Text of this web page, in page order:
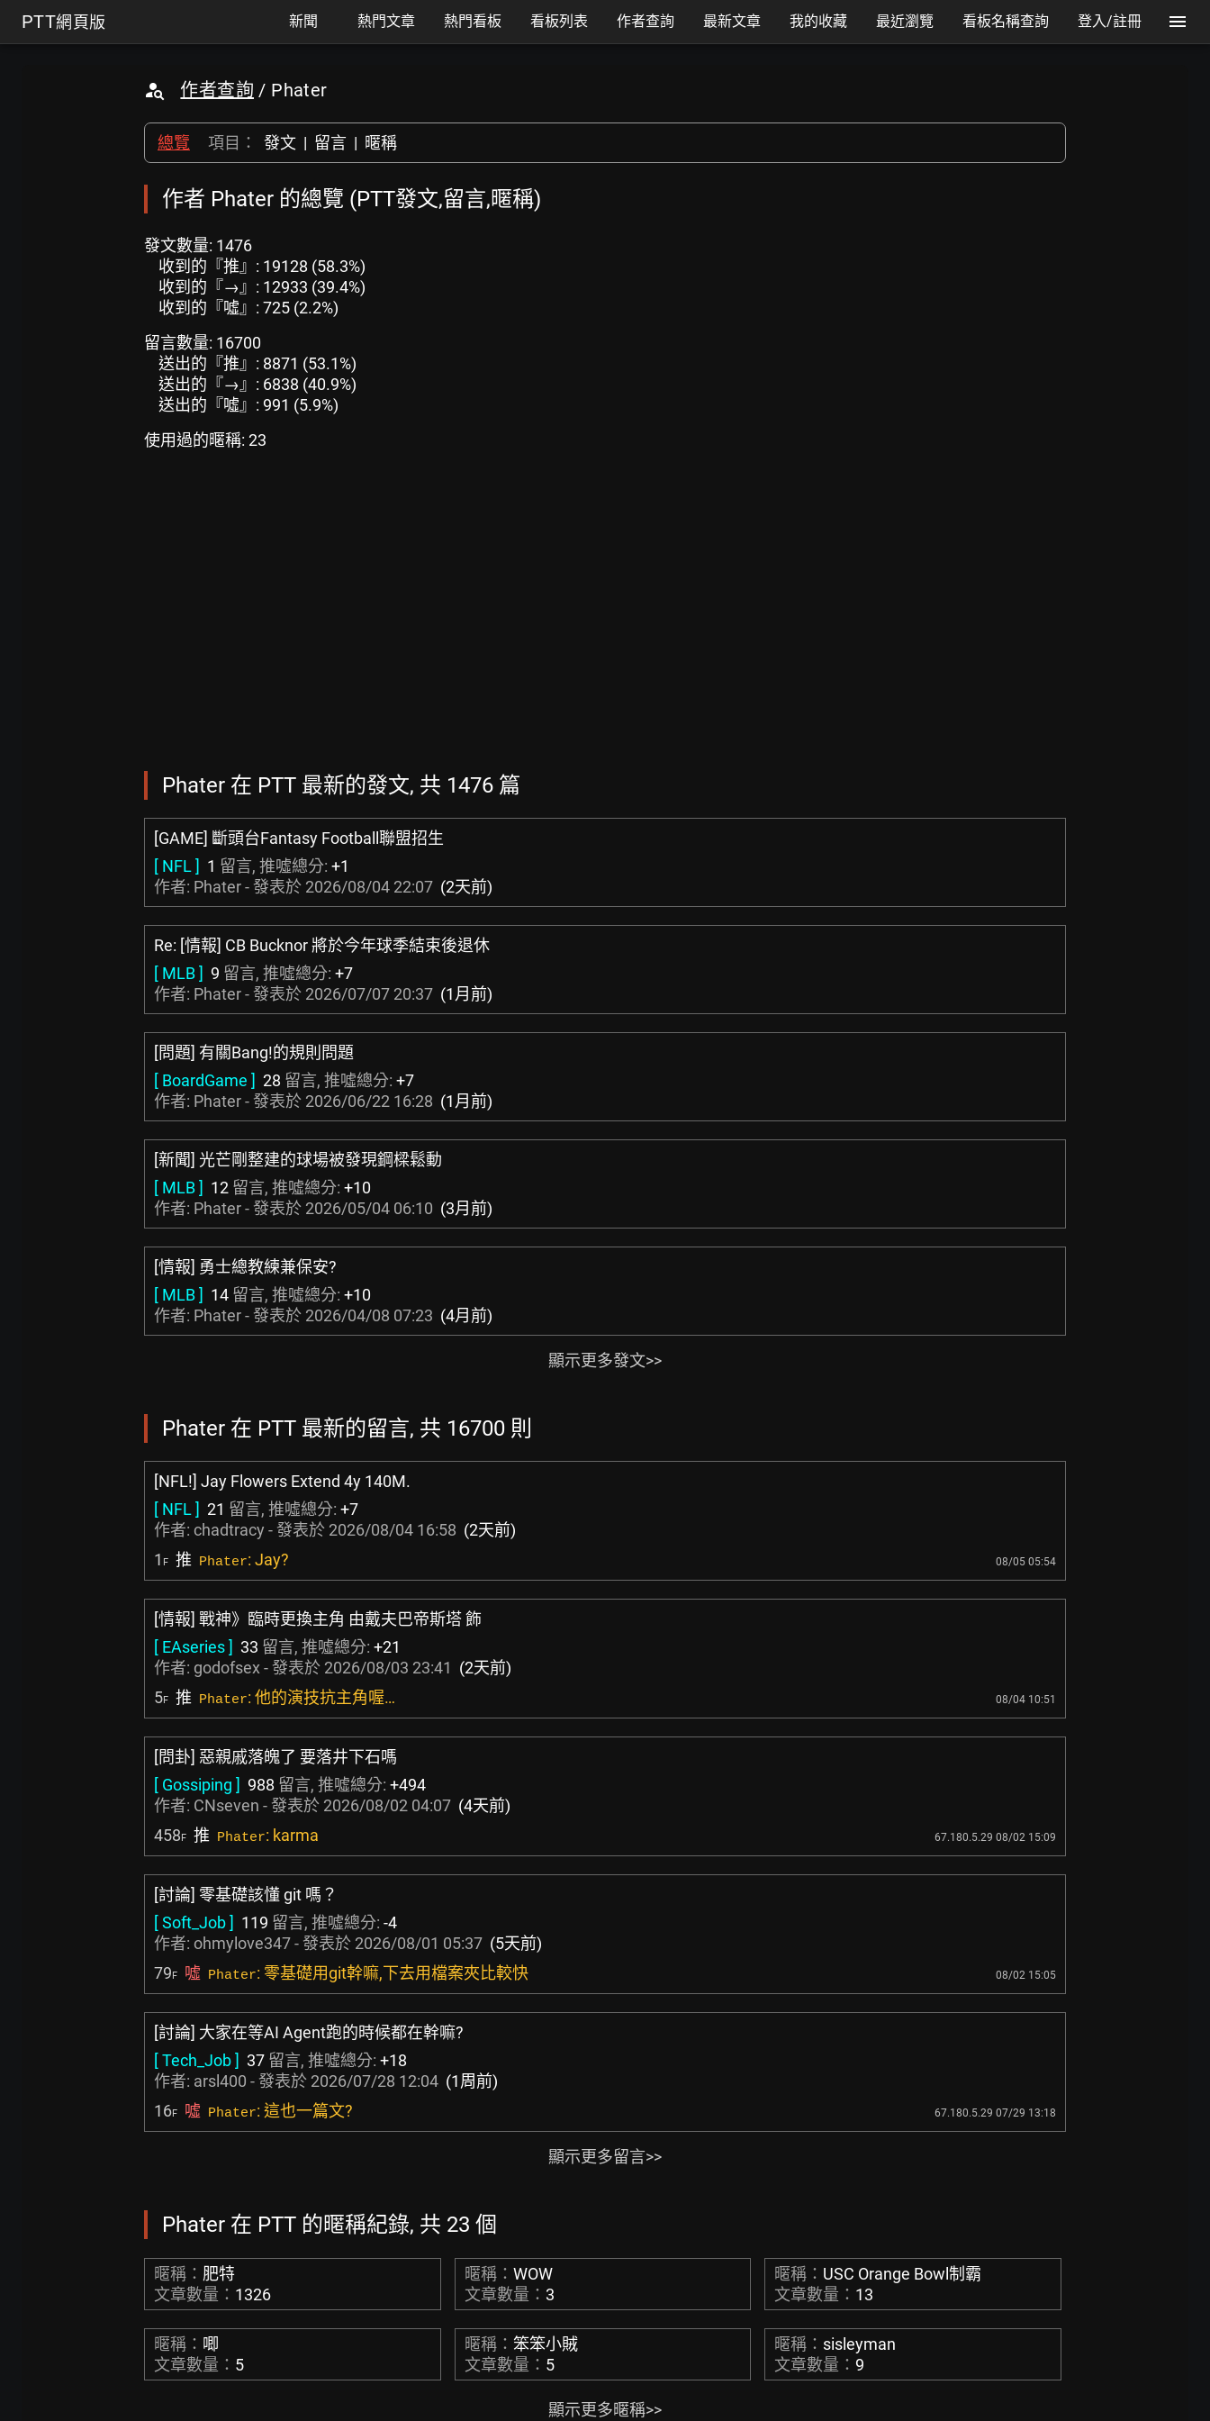
PTT網頁版 新聞 熱門文章 熱門看板 看板列表 作者查詢 最新文章 我的收藏 最近瀏覽 看板名稱查詢 登入/註冊
作者查詢 / Phater
總覽 項目： 發文 | 留言 | 暱稱
作者 Phater 的總覽 (PTT發文,留言,暱稱)
發文數量: 1476
收到的『推』: 19128 (58.3%)
收到的『→』: 12933 (39.4%)
收到的『噓』: 725 (2.2%)
留言數量: 16700
送出的『推』: 8871 (53.1%)
送出的『→』: 6838 (40.9%)
送出的『噓』: 991 (5.9%)
使用過的暱稱: 23
Phater 在 PTT 最新的發文, 共 1476 篇
[GAME] 斷頭台Fantasy Football聯盟招生
[ NFL ] 1 留言, 推噓總分: +1
作者: Phater - 發表於 2026/08/04 22:07 (2天前)
Re: [情報] CB Bucknor 將於今年球季結束後退休
[ MLB ] 9 留言, 推噓總分: +7
作者: Phater - 發表於 2026/07/07 20:37 (1月前)
[問題] 有關Bang!的規則問題
[ BoardGame ] 28 留言, 推噓總分: +7
作者: Phater - 發表於 2026/06/22 16:28 (1月前)
[新聞] 光芒剛整建的球場被發現鋼樑鬆動
[ MLB ] 12 留言, 推噓總分: +10
作者: Phater - 發表於 2026/05/04 06:10 (3月前)
[情報] 勇士總教練兼保安?
[ MLB ] 14 留言, 推噓總分: +10
作者: Phater - 發表於 2026/04/08 07:23 (4月前)
顯示更多發文>>
Phater 在 PTT 最新的留言, 共 16700 則
[NFL!] Jay Flowers Extend 4y 140M.
[ NFL ] 21 留言, 推噓總分: +7
作者: chadtracy - 發表於 2026/08/04 16:58 (2天前)
1 F 推 Phater: Jay? 08/05 05:54
[情報] 戰神》臨時更換主角 由戴夫巴帝斯塔 飾
[ EAseries ] 33 留言, 推噓總分: +21
作者: godofsex - 發表於 2026/08/03 23:41 (2天前)
5F 推 Phater: 他的演技抗主角喔… 08/04 10:51
[問卦] 惡親戚落魄了 要落井下石嗎
[ Gossiping ] 988 留言, 推噓總分: +494
作者: CNseven - 發表於 2026/08/02 04:07 (4天前)
458F 推 Phater: karma 67.180.5.29 08/02 15:09
[討論] 零基礎該懂 git 嗎？
[ Soft_Job ] 119 留言, 推噓總分: -4
作者: ohmylove347- 發表於 2026/08/01 05:37 (5天前)
79F 噓 Phater: 零基礎用git幹嘛,下去用檔案夾比較快 08/02 15:05
[討論] 大家在等AI Agent跑的時候都在幹嘛?
[ Tech_Job ] 37 留言, 推噓總分: +18
作者: arsl400 - 發表於 2026/07/28 12:04 (1周前)
16F 噓 Phater: 這也一篇文? 67.180.5.29 07/29 13:18
顯示更多留言>>
Phater 在 PTT 的暱稱紀錄, 共 23 個
暱稱： 肥特
文章數量： 1326
暱稱： WOW
文章數量： 3
暱稱： USC Orange Bowl制霸
文章數量： 13
暱稱： 唧
文章數量： 5
暱稱： 笨笨小賊
文章數量： 5
暱稱： sisleyman
文章數量：9
顯示更多暱稱>>